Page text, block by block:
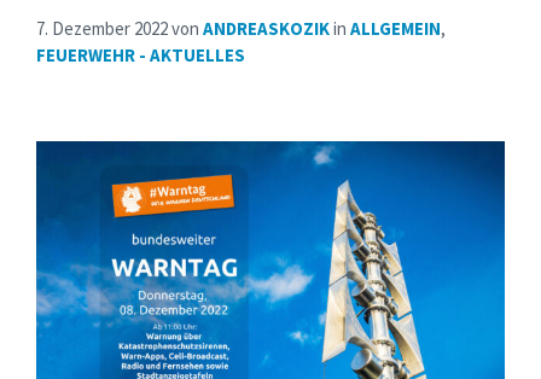
7. Dezember 2022von ANDREASKOZIKin ALLGEMEIN,
FEUERWEHR - AKTUELLES